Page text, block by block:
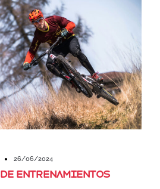
26/06/2024
entrenamientos